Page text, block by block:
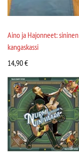
Aino ja Hajonneet: sininen
kangaskassi
14,90€